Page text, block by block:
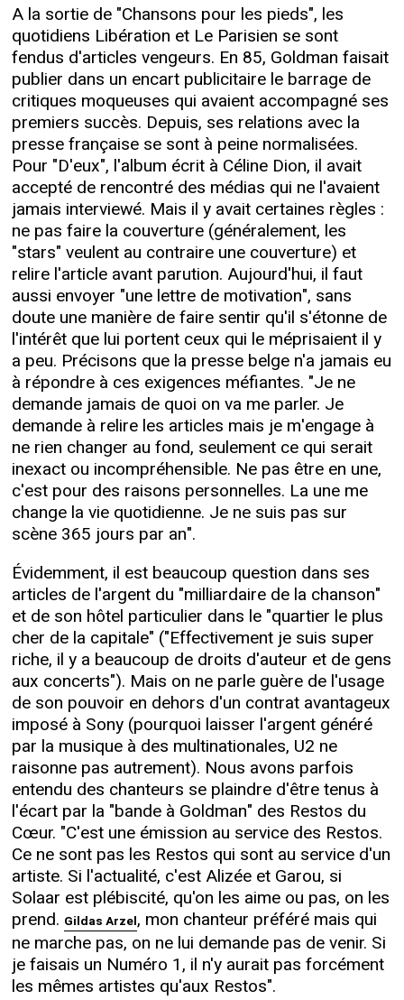
A la sortie de "Chansons pour les pieds", les
quotidiens Libération et Le Parisien se sont
fendus d'articles vengeurs. En 85, Goldman faisait
publier dans un encart publicitaire le barrage de
critiques moqueuses qui avaient accompagné ses
premiers succès. Depuis, ses relations avec la
presse française se sont à peine normalisées.
Pour "D'eux", l'album écrit à Céline Dion, il avait
accepté de rencontré des médias qui ne l'avaient
jamais interviewé. Mais il y avait certaines règles :
ne pas faire la couverture (généralement, les
"stars" veulent au contraire une couverture) et
relire l'article avant parution. Aujourd'hui, il faut
aussi envoyer "une lettre de motivation", sans
doute une manière de faire sentir qu'il s'étonne de
l'intérêt que lui portent ceux qui le méprisaient il y
a peu. Précisons que la presse belge n'a jamais eu
à répondre à ces exigences méfiantes. "Je ne
demande jamais de quoi on va me parler. Je
demande à relire les articles mais je m'engage à
ne rien changer au fond, seulement ce qui serait
inexact ou incompréhensible. Ne pas être en une,
c'est pour des raisons personnelles. La une me
change la vie quotidienne. Je ne suis pas sur
scène 365 jours par an".
Évidemment, il est beaucoup question dans ses
articles de l'argent du "milliardaire de la chanson"
et de son hôtel particulier dans le "quartier le plus
cher de la capitale" ("Effectivement je suis super
riche, il y a beaucoup de droits d'auteur et de gens
aux concerts"). Mais on ne parle guère de l'usage
de son pouvoir en dehors d'un contrat avantageux
imposé à Sony (pourquoi laisser l'argent généré
par la musique à des multinationales, U2 ne
raisonne pas autrement). Nous avons parfois
entendu des chanteurs se plaindre d'être tenus à
l'écart par la "bande à Goldman" des Restos du
Cœur. "C'est une émission au service des Restos.
Ce ne sont pas les Restos qui sont au service d'un
artiste. Si l'actualité, c'est Alizée et Garou, si
Solaar est plébiscité, qu'on les aime ou pas, on les
prend. Gildas Arzel, mon chanteur préféré mais qui
ne marche pas, on ne lui demande pas de venir. Si
je faisais un Numéro 1, il n'y aurait pas forcément
les mêmes artistes qu'aux Restos".